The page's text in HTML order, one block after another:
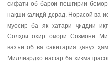
сифати об барои пешгирии
нақши калидӣ дорад. Норасоӣ ва
муосир ба як хатари ҷиддии
Солҳои охир омори Созмони
вазъи об ва санитария ҳанӯз
Миллиардҳо нафар ба